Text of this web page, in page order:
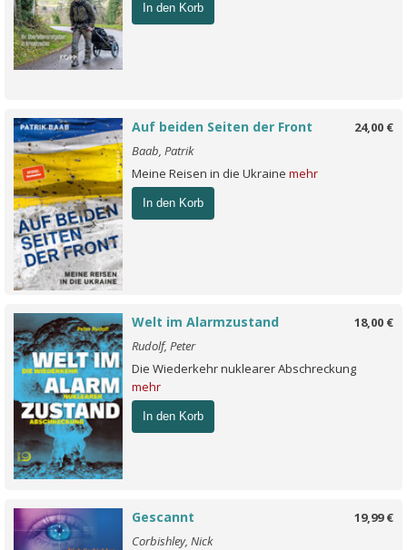
In den Korb
24,00 €
Auf beiden Seiten der Front
Baab, Patrik
Meine Reisen in die Ukraine mehr
In den Korb
18,00 €
Welt im Alarmzustand
Rudolf, Peter
Die Wiederkehr nuklearer Abschreckung
mehr
In den Korb
19,99 €
Gescannt
Corbishley, Nick